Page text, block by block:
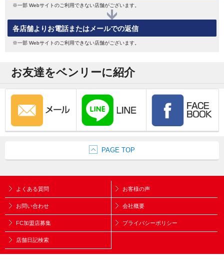
※一部 Webサイトのご利用できない店舗がございます。
各店舗よりお電話またはメールでの返信
※一部 Webサイトのご利用できない店舗がございます。
お友達をベンリーに紹介
PAGE TOP
よくある質問
お問い合わせ
FC加盟店募集
店舗日記検索
お客様の声
会社概要
プライバシーポリシー